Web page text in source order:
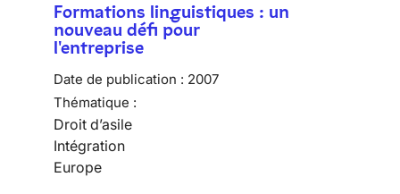
Formations linguistiques : un
nouveau défi pour
l'entreprise
Date de publication : 2007
Thématique :
Droit d’asile
Intégration
Europe